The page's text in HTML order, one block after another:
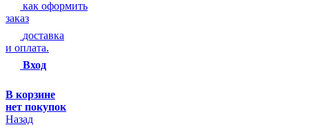
как оформить
заказ
доставка
и оплата.
Вход
В корзине
нет покупок
Назад